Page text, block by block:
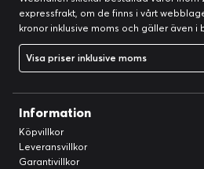
expressfrakt, om de finns i vårt
kronor inklusive moms och gäller även i
Visa priser inklusive moms
Information
Köpvillkor
Leveransvillkor
Garantivillkor